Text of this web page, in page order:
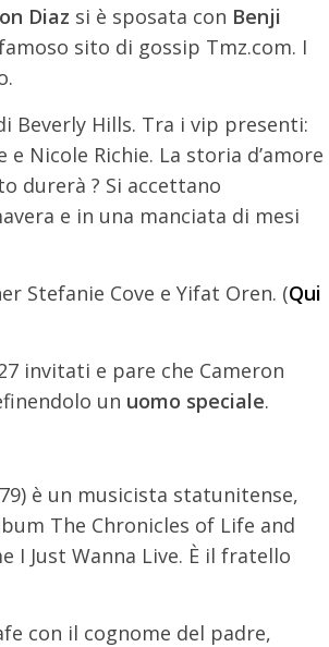
Diaz si è sposata con Benji
sito di gossip Tmz.com. I
Beverly Hills. Tra i vip presenti:
Nicole Richie. La storia d’amore
durerà ? Si accettano
e in una manciata di mesi
Stefanie Cove e Yifat Oren. (Qui
invitati e pare che Cameron
un uomo speciale.
è un musicista statunitense,
The Chronicles of Life and
I Just Wanna Live. È il fratello
con il cognome del padre,